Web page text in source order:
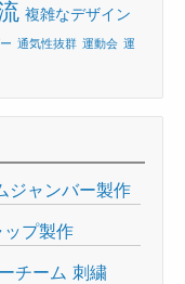
複雑なデザイン
通気性抜群 運動会 運
ジャンバー製作
プ製作
チーム 刺繍